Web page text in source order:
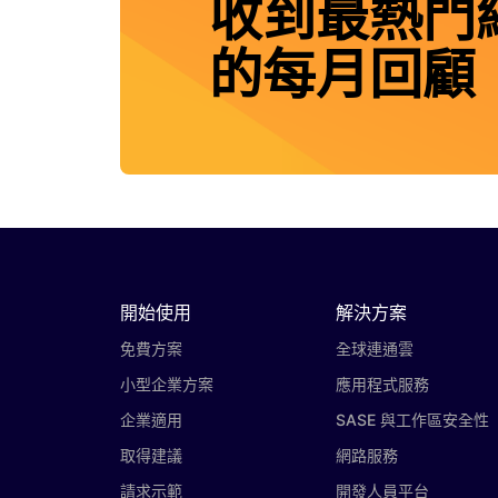
收到最熱門
的每月回顧
開始使用
免費方案
小型企業方案
企業適用
取得建議
請求示範
解決方案
全球連通雲
應用程式服務
SASE 與工作區安全性
網路服務
開發人員平台